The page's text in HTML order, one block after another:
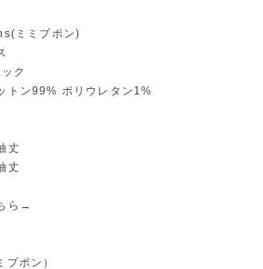
ミミプポン)
ク
トン99% ポリウレタン1%
丈
丈
ら→
ポン）